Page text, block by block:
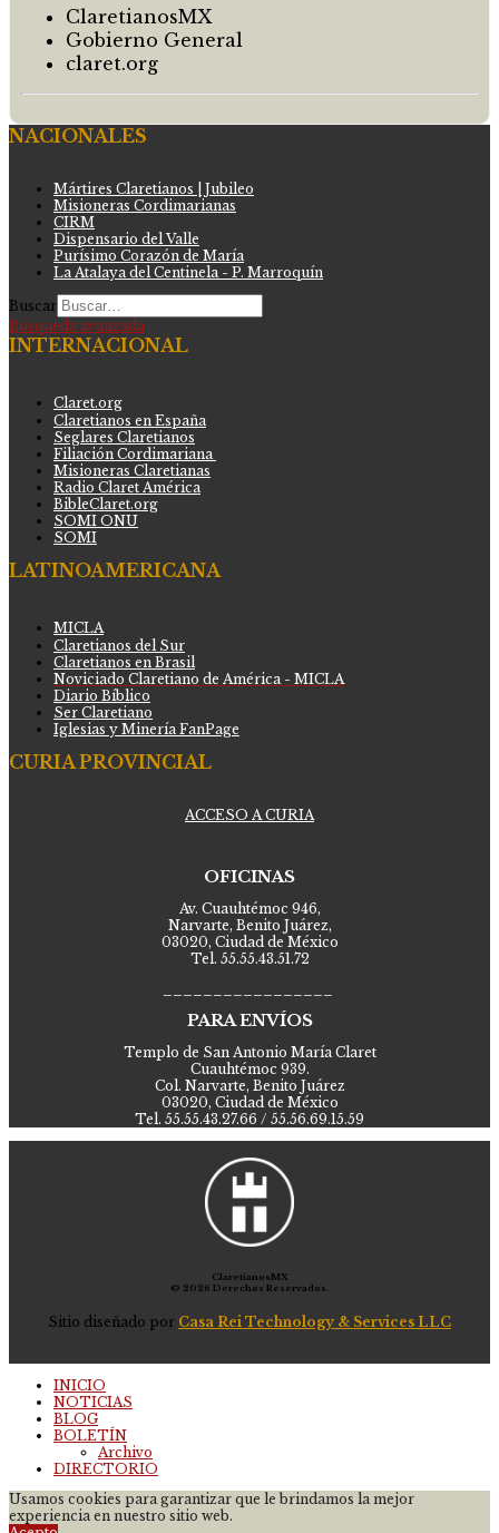
ClaretianosMX
Gobierno General
claret.org
NACIONALES
Mártires Claretianos | Jubileo
Misioneras Cordimarianas
CIRM
Dispensario del Valle
Purísimo Corazón de María
La Atalaya del Centinela - P. Marroquín
Buscar
Búsqueda avanzada
INTERNACIONAL
Claret.org
Claretianos en España
Seglares Claretianos
Filiación Cordimariana
Misioneras Claretianas
Radio Claret América
BibleClaret.org
SOMI ONU
SOMI
LATINOAMERICANA
MICLA
Claretianos del Sur
Claretianos en Brasil
Noviciado Claretiano de América - MICLA
Diario Bíblico
Ser Claretiano
Iglesias y Minería FanPage
CURIA PROVINCIAL
ACCESO A CURIA
OFICINAS
Av. Cuauhtémoc 946,
Narvarte, Benito Juárez,
03020, Ciudad de México
Tel. 55.55.43.51.72
PARA ENVÍOS
Templo de San Antonio María Claret
Cuauhtémoc 939.
Col. Narvarte, Benito Juárez
03020, Ciudad de México
Tel. 55.55.43.27.66 / 55.56.69.15.59
ClaretianosMX
© 2026 Derechos Reservados.
Sitio diseñado por Casa Rei Technology & Services LLC
INICIO
NOTICIAS
BLOG
BOLETÍN
Archivo
DIRECTORIO
Usamos cookies para garantizar que le brindamos la mejor
experiencia en nuestro sitio web.